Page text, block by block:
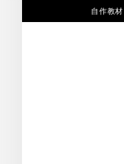
to
自作教材